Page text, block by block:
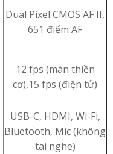
Dual Pixel CMOS AF II,
651 điểm AF
12 fps (màn thiền
cơ),15 fps (điện tử)
USB-C, HDMI, Wi-Fi,
Bluetooth, Mic (không
tai nghe)